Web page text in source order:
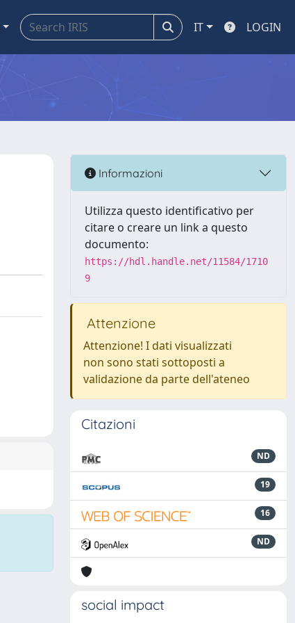
IT LOGIN
Informazioni
Utilizza questo identificativo per
citare o creare un link a questo
documento:
https://hdl.handle.net/11584/1710
9
Attenzione
Attenzione! I dati visualizzati
non sono stati sottoposti a
validazione da parte dell'ateneo
Citazioni
ND
19
16
ND
social impact